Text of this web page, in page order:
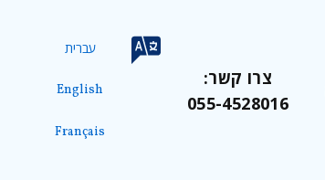
צרו קשר:
055-4528016
עברית
English
Français